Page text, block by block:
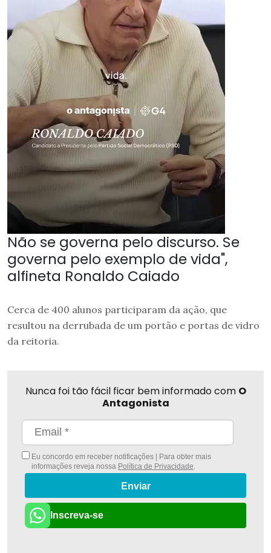
Não se governa pelo discurso. Se
governa pelo exemplo de vida",
alfineta Ronaldo Caiado
Cerca de 400 alunos participaram da ação, que
resultou na derrubada de um portão e portas de vidro
da reitoria.
Nunca foi tão fácil ficar bem informado com O
Antagonista
Eu concordo em receber notificações | Para obter mais
informações reveja nossa Política de Privacidade
Enviar
Inscreva-se